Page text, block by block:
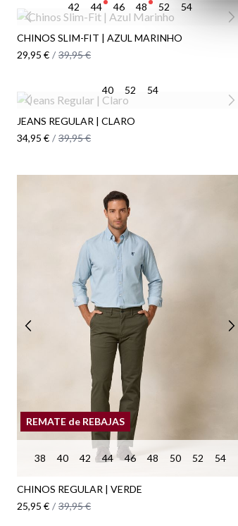
42 44 46 48 52 54
CHINOS SLIM-FIT | AZUL MARINHO
29,95 € / 39,95 €
40 52 54
JEANS REGULAR | CLARO
34,95 € / 39,95 €
REMATE de REBAJAS
38 40 42 44 46 48 50 52 54
CHINOS REGULAR | VERDE
25,95 € / 39,95 €